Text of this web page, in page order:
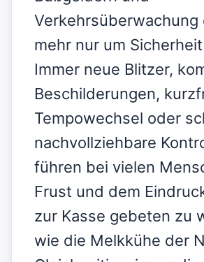
mehr nur um
Immer neue Blitzer,
Beschilderungen,
Tempowechsel oder
nachvollziehbare
führen bei vielen
Frust und dem
zur Kasse gebeten zu
wie die Melkkühe der